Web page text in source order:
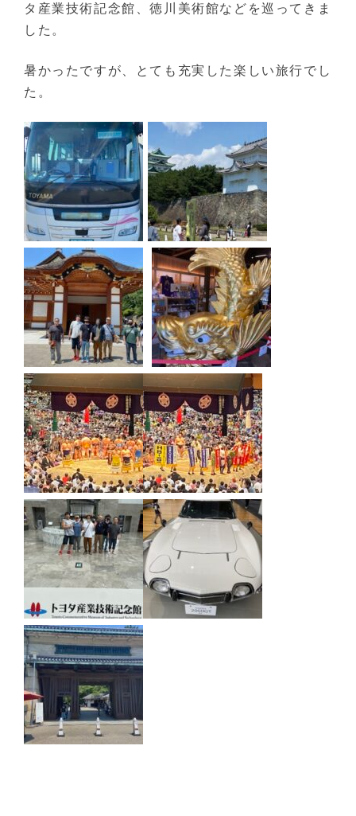
タ産業技術記念館、徳川美術館などを巡ってきま
した。
暑かったですが、とても充実した楽しい旅行でし
た。